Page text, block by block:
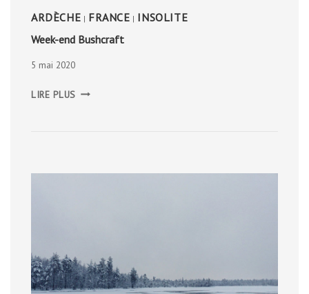
ARDÈCHE | FRANCE | INSOLITE
Week-end Bushcraft
5 mai 2020
LIRE PLUS END